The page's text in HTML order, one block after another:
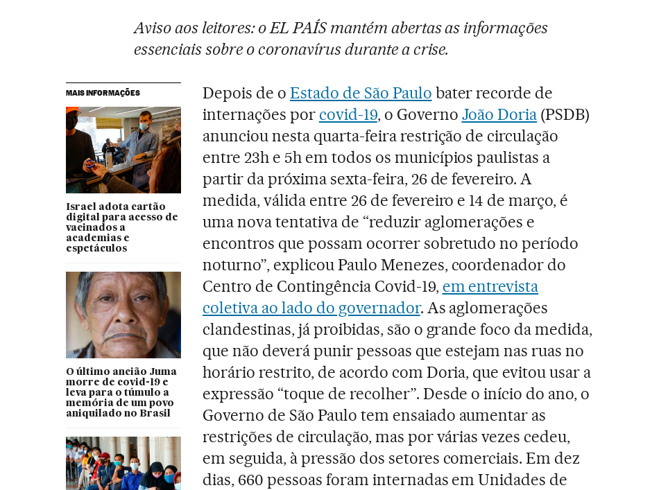
Aviso aos leitores: o EL PAÍS mantém abertas as informações
essenciais sobre o coronavírus durante a crise.
MAIS INFORMAÇÕES
Israel adota cartão
digital para acesso de
vacinados a
academias e
espetáculos
O último ancião Juma
morre de covid-19 e
leva para o túmulo a
memória de um povo
aniquilado no Brasil
Depois de o Estado de São Paulo bater recorde de
internações por covid-19, o Governo João Doria (PSDB)
anunciou nesta quarta-feira restrição de circulação
entre 23h e 5h em todos os municípios paulistas a
partir da próxima sexta-feira, 26 de fevereiro. A
medida, válida entre 26 de fevereiro e 14 de março, é
uma nova tentativa de “reduzir aglomerações e
encontros que possam ocorrer sobretudo no período
noturno”, explicou Paulo Menezes, coordenador do
Centro de Contingência Covid-19, em entrevista
coletiva ao lado do governador. As aglomerações
clandestinas, já proibidas, são o grande foco da medida,
que não deverá punir pessoas que estejam nas ruas no
horário restrito, de acordo com Doria, que evitou usar a
expressão “toque de recolher”. Desde o início do ano, o
Governo de São Paulo tem ensaiado aumentar as
restrições de circulação, mas por várias vezes cedeu,
em seguida, à pressão dos setores comerciais. Em dez
dias, 660 pessoas foram internadas em Unidades de